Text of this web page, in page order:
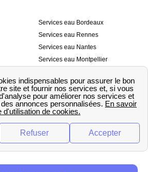
Services eau Bordeaux
Services eau Rennes
Services eau Nantes
Services eau Montpellier
Services eau Strasbourg
eau
💧 Comparer les fournisseurs
d’eau